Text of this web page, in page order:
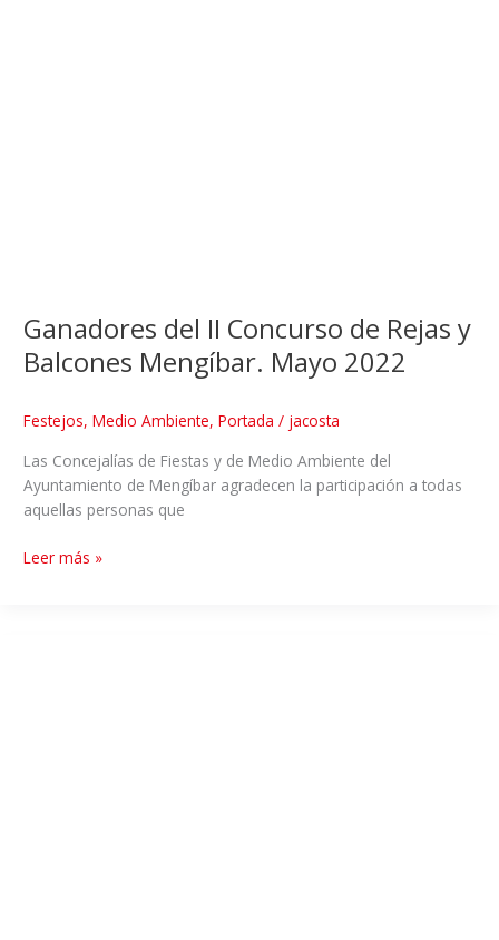
Ganadores del II Concurso de Rejas y
Balcones Mengíbar. Mayo 2022
Festejos, Medio Ambiente, Portada / jacosta
Las Concejalías de Fiestas y de Medio Ambiente del
Ayuntamiento de Mengíbar agradecen la participación a todas
aquellas personas que
Leer más »